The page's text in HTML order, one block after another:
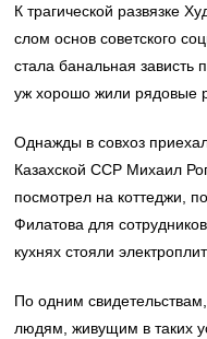
К трагической развязке
слом основ советского
стала банальная
уж хорошо жили рядовые
Однажды в совхоз
Казахской ССР Михаил
посмотрел на коттеджи,
Филатова для
кухнях стояли
По одним
людям, живущим в таких